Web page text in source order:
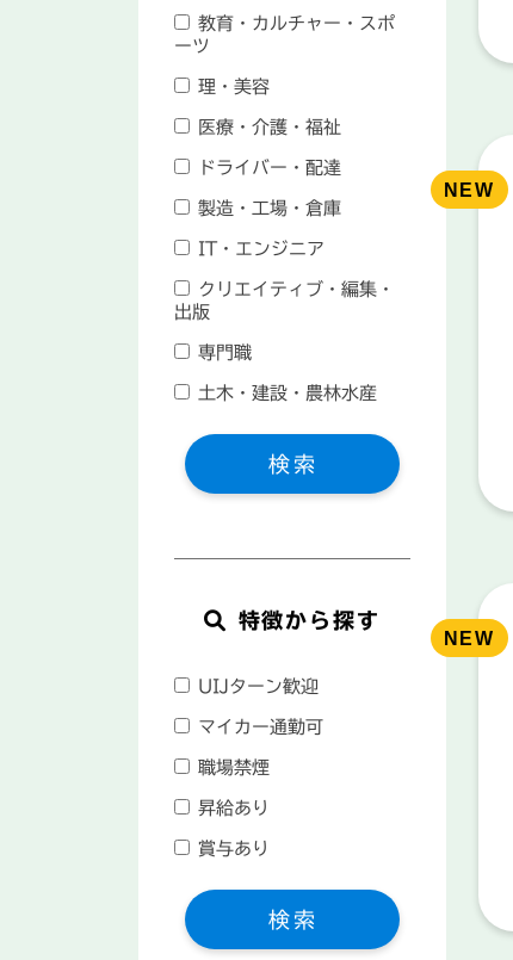
教育・カルチャー・スポ
ーツ
理・美容
医療・介護・福祉
ドライバー・配達
製造・工場・倉庫
IT・エンジニア
クリエイティブ・編集・
出版
専門職
土木・建設・農林水産
検索
特徴から探す
UIJターン歓迎
マイカー通勤可
職場禁煙
昇給あり
賞与あり
検索